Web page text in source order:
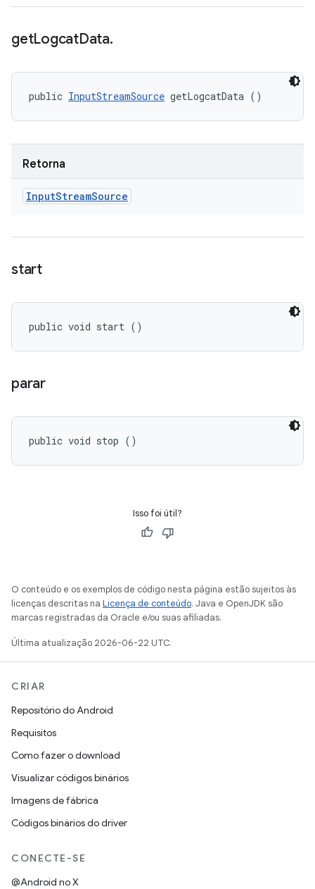
getLogcatData.
public InputStreamSource getLogcatData ()
Retorna
InputStreamSource
start
public void start ()
parar
public void stop ()
Isso foi útil?
O conteúdo e os exemplos de código nesta página estão sujeitos às
licenças descritas na Licença de conteúdo. Java e OpenJDK são
marcas registradas da Oracle e/ou suas afiliadas.
Última atualização 2026-06-22 UTC.
CRIAR
Repositório do Android
Requisitos
Como fazer o download
Visualizar códigos binários
Imagens de fábrica
Códigos binários do driver
CONECTE-SE
@Android no X